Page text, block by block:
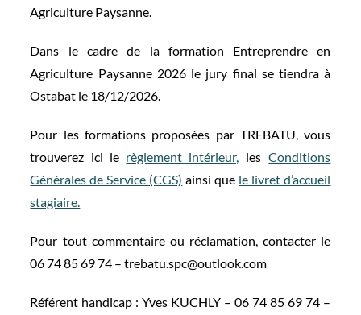
Agriculture Paysanne.
Dans le cadre de la formation Entreprendre en
Agriculture Paysanne 2026 le jury final se tiendra à
Ostabat le 18/12/2026.
Pour les formations proposées par TREBATU, vous
trouverez ici le règlement intérieur, lesConditions
Générales de Service (CGS) ainsi que le livret d’accueil
stagiaire.
Pour tout commentaire ou réclamation, contacter le
06 74 85 69 74 – trebatu.spc@outlook.com
Référent handicap : Yves KUCHLY – 06 74 85 69 74 –